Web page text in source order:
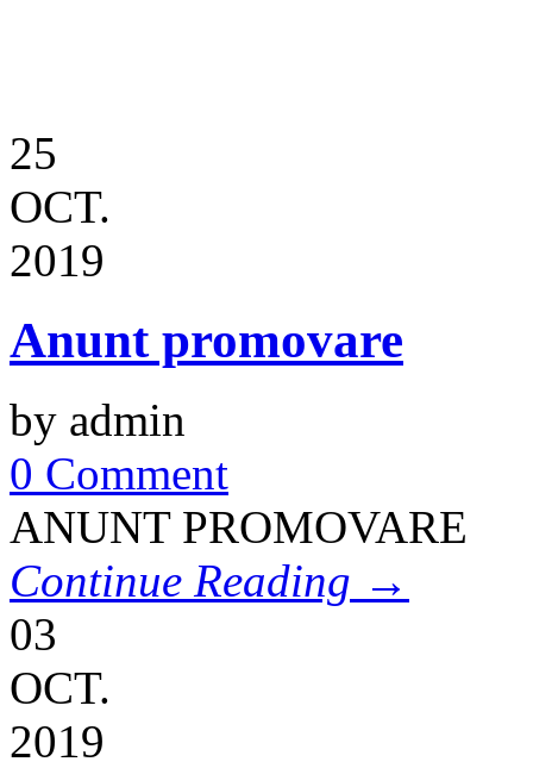
25
OCT.
2019
Anunt promovare
by admin
0 Comment
ANUNT PROMOVARE
Continue Reading →
03
OCT.
2019